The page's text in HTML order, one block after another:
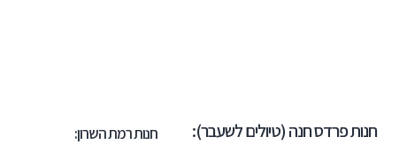
חנות פרדס חנה (טיולים לשעבר): חנות רמת השרון: